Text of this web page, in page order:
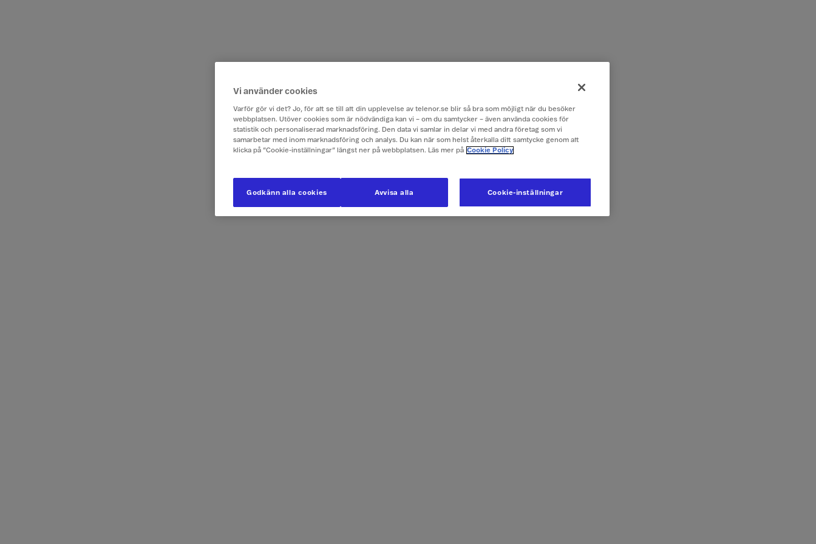
Vi använder cookies
Varför gör vi det? Jo, för att se till att din upplevelse av telenor.se blir så bra som möjligt när du besöker
webbplatsen. Utöver cookies som är nödvändiga kan vi – om du samtycker – även använda cookies för
statistik och personaliserad marknadsföring. Den data vi samlar in delar vi med andra företag som vi
samarbetar med inom marknadsföring och analys. Du kan när som helst återkalla ditt samtycke genom att
klicka på ”Cookie-inställningar” längst ner på webbplatsen. Läs mer på Cookie Policy
Cookie-inställningar
Avvisa alla
Godkänn alla cookies